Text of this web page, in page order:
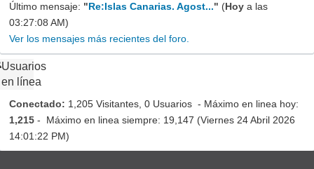
Último mensaje: "Re:Islas Canarias. Agost..." (Hoy a las
03:27:08 AM)
Ver los mensajes más recientes del foro.
Usuarios
en línea
Conectado: 1,205 Visitantes, 0 Usuarios - Máximo en linea hoy:
1,215 - Máximo en linea siempre: 19,147 (Viernes 24 Abril 2026
14:01:22 PM)